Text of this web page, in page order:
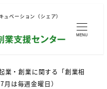
ベーション（シェア）
MENU
業・創業に関する「創業相
は毎週金曜日）